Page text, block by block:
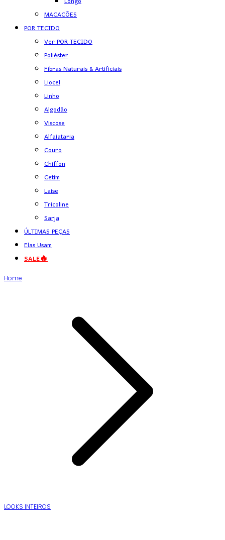
MACACÕES
POR TECIDO
Ver POR TECIDO
Poliéster
Fibras Naturais & Artificiais
Liocel
Linho
Algodão
Viscose
Alfaiataria
Couro
Chiffon
Cetim
Laise
Tricoline
Sarja
ÚLTIMAS PEÇAS
Elas Usam
SALE🔥
Home
LOOKS INTEIROS